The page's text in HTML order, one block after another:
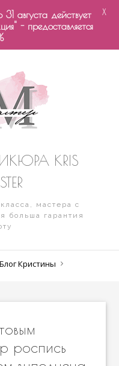
KRIS
мастера с
больша гарантия
Блог Кристины
роспись
августа действует
- предоставляется
X